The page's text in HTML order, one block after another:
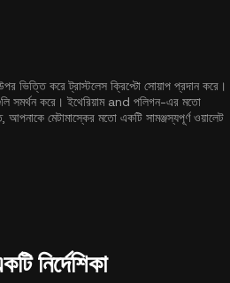
ভিত্তি করে ট্রাস্টলেস ক্রিপ্টো সোয়াপ প্রদান করে।
সমর্থন করে। ইথেরিয়ামand পলিগন-এর মতো
মেটামাস্কের মতো একটি সামঞ্জস্যপূর্ণ ওয়ালেট
নির্দেশিকা